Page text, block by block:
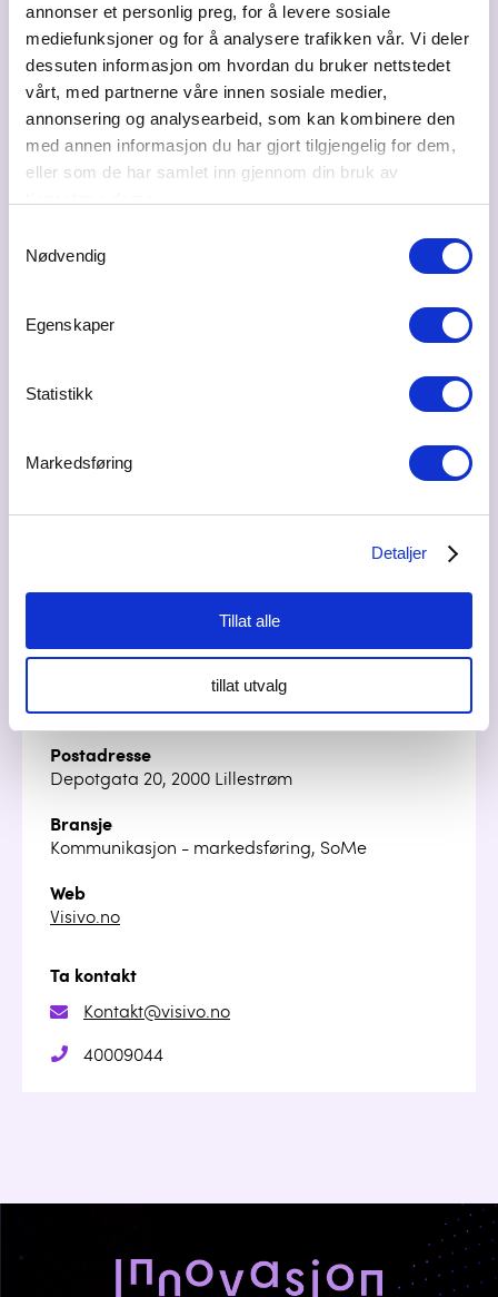
annonser et personlig preg, for å levere sosiale
mediefunksjoner og for å analysere trafikken vår. Vi deler
dessuten informasjon om hvordan du bruker nettstedet
vårt, med partnerne våre innen sosiale medier,
annonsering og analysearbeid, som kan kombinere den
med annen informasjon du har gjort tilgjengelig for dem,
eller som de har samlet inn gjennom din bruk av
Nødvendig
Egenskaper
Statistikk
Markedsføring
Detaljer
Tillat alle
tillat utvalg
et mer solid beslutningsgrunnlag.
Visivo skal være partneren som lar deg bruke tiden på det som
faktisk betyr noe for deg. Så slipper du å bruke tid på e-
egentlig ikke liker. Det tar Visivo seg av.
Kontaktpersoner
Depotgata 20, 2000 Lillestrøm
Postadresse
Depotgata 20, 2000 Lillestrøm
Bransje
Kommunikasjon - markedsføring, SoMe
Web
Visivo.no
Ta kontakt
Kontakt@visivo.no
40009044